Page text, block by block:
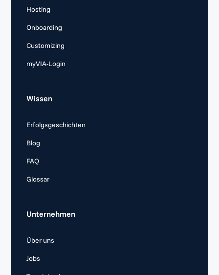
Hosting
Onboarding
Customizing
myVIA-Login
Wissen
Erfolgsgeschichten
Blog
FAQ
Glossar
Unternehmen
Über uns
Jobs